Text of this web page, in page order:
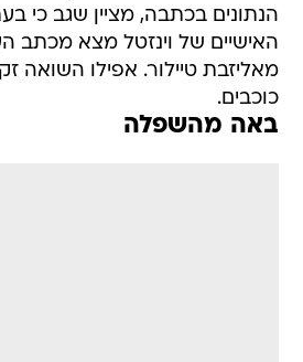
הנתונים בכתבה, מציין שגב כי
האישיים של וינזטל מצא מכתב
מאליזבת טיילור. אפילו השואה
כוכבים.
באה מהשפלה